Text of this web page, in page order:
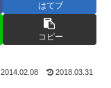
はてブ
コピー
2014.02.08 2018.03.31